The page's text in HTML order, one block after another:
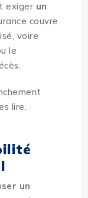
exiger un
couvre
voire
le
lire.
un